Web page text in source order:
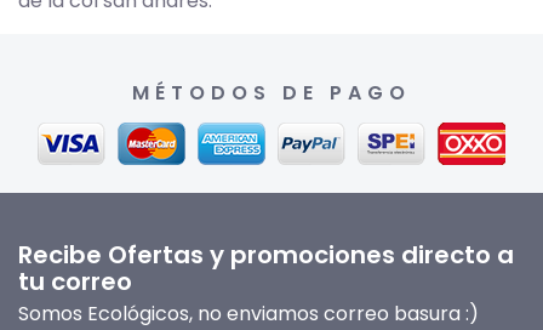
MÉTODOS DE PAGO
Recibe Ofertas y promociones directo a
tu correo
Somos Ecológicos, no enviamos correo basura :)